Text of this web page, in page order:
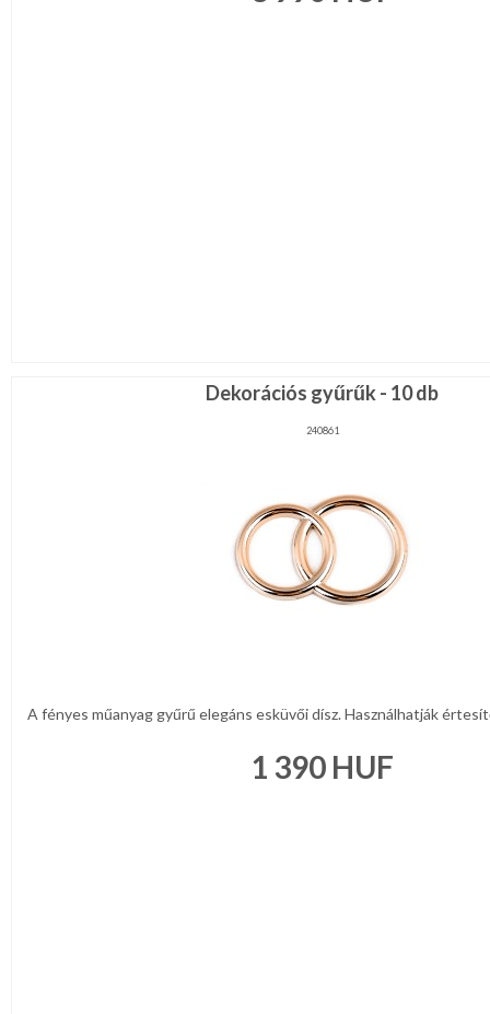
Dekorációs gyűrűk - 10 db
240861
A fényes műanyag gyűrű elegáns esküvői dísz. Használhatják
1 390 HUF